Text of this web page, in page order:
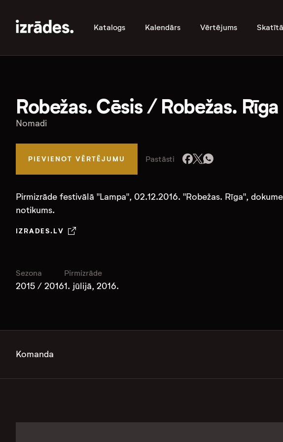
Katalogs Kalendārs Vērtējums
Robežas. Cēsis / Robežas. Rīga
Nomadi
PIEVIENOT VĒRTĒJUMU Pastāsti
Pirmizrāde festivālā "Lampa", 02.12.2016. "Robežas. Rīga",
notikums.
IZRADES.LV
Sezona
2015 / 2016
Pirmizrāde
1. jūlijā, 2016.
Komanda